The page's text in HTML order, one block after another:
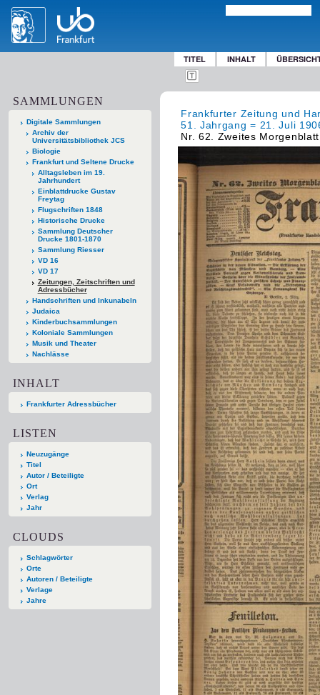
TITEL INHALT
SAMMLUNGEN
Digitale Sammlungen
Archiv der
Universitätsbibliothek JCS
Biologie
Frankfurt und Seltene Drucke
Alltagsleben im 19.
Jahrhundert
Einblattdrucke Gustav
Freytag
Flugschriften 1848
Historische Drucke
Sammlung Deutscher
Drucke 1801-1870
Sammlung Riesser
VD 16
VD 17
Zeitungen, Zeitschriften und
Adressbücher
Handschriften und Inkunabeln
Judaica
Kinderbuchsammlungen
Koloniale Sammlungen
Musik und Theater
Nachlässe
INHALT
Frankfurter Adressbücher
LISTEN
Neuzugänge
Titel
Autor / Beteiligte
Ort
Verlag
Jahr
CLOUDS
Schlagwörter
Orte
Autoren / Beteiligte
Verlage
Jahre
Frankfurter Zeitung und
51. Jahrgang = 21. Juli
Nr. 62. Zweites